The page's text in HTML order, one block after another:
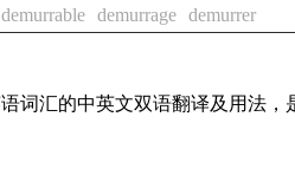
demurrable demurrage demurrer
词汇的中英文双语翻译及用法，